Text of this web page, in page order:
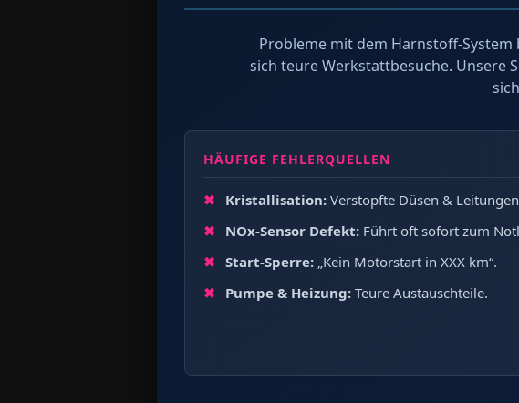
Probleme mit dem Harnstoff-System
sich teure Werkstattbesuche. Unsere
HÄUFIGE FEHLERQUELLEN
Kristallisation: Verstopfte Düsen &
NOx-Sensor Defekt: Führt oft sofort zum
Start-Sperre: „Kein Motorstart in XXX km“.
Pumpe & Heizung: Teure Austauschteile.